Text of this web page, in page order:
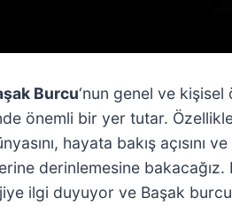
Burcu‘nun genel ve kişisel
önemli bir yer tutar.
hayata bakış
derinlemesine
ilgi duyuyor ve Başak